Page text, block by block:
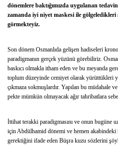
dönemlere baktığımızda uygulanan
zamanda iyi niyet maskesi ile
görmekteyiz.
Son dönem Osmanlıda gelişen hadiseleri
paradigmanın gerçek yüzünü görebiliriz.
baskıcı olmakla itham eden ve bu meyanda
toplum düzeyinde cemiyet olarak yürüttükleri
çıkmaza sokmuşlardır. Yapılan bu müdahale
pekte mümkün olmayacak ağır tahribatlara
İttihat terakki paradigmasını ve onun bugüne
için Abdülhamid dönemi ve hemen
gerektiğini ifade eden Büşra kuzu sözlerini